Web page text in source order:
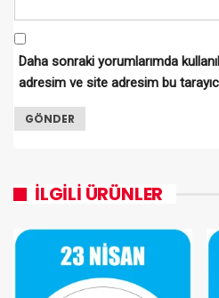
Daha sonraki yorumlarımda
adresim ve site adresim bu
İLGILI ÜRÜNLER